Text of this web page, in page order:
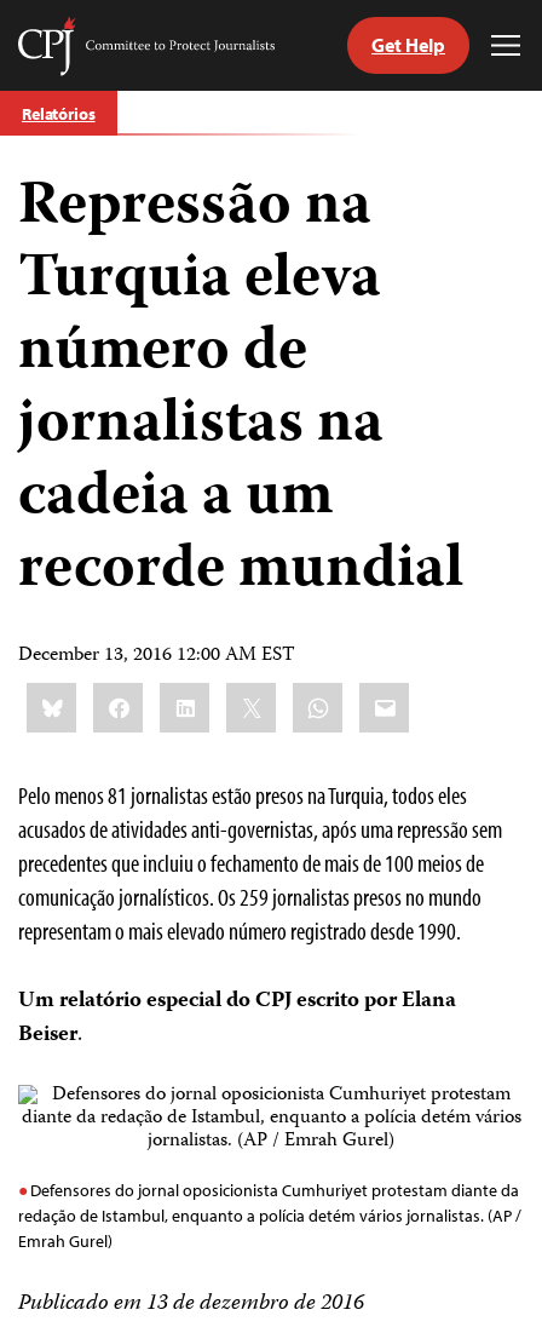
Skip
to
Committee
Journalists
Get Help
Relatórios
Repressão na
Turquia eleva
número de
jornalistas na
cadeia a um
recorde mundial
December 13, 2016 12:00 AM EST
Share
this:BlueskyFacebookLinkedIn WhatsApp
Email
Pelo menos 81 jornalistas estão presos na Turquia, todos eles
acusados de atividades anti-governistas, após uma repressão sem
precedentes que incluiu o fechamento de mais de 100 meios de
comunicação jornalísticos. Os 259 jornalistas presos no mundo
representam o mais elevado número registrado desde 1990.
Um relatório especial do CPJ escrito por Elana
Beiser.
Defensores do jornal oposicionista Cumhuriyet protestam diante da
redação de Istambul, enquanto a polícia detém vários jornalistas. (AP /
Emrah Gurel)
Publicado em 13 de dezembro de 2016